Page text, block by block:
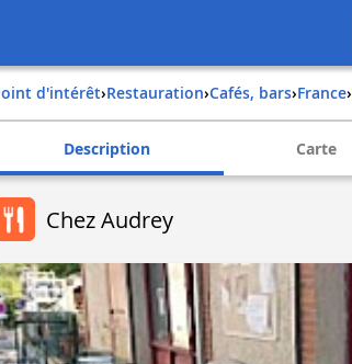
Point d'intérêt› Restauration› Cafés, bars› france›
Description Carte
Chez Audrey